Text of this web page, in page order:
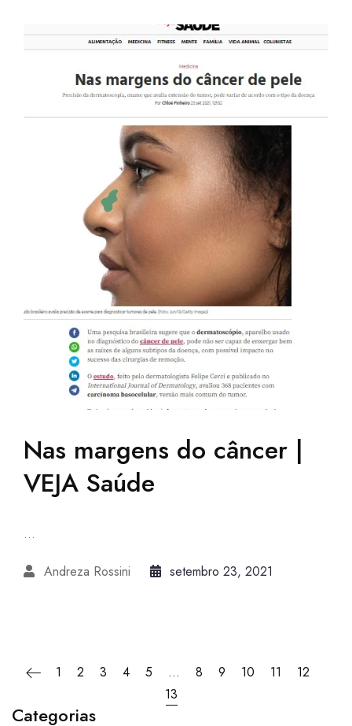
Nas margens do câncer |
VEJA Saúde
...
Andreza Rossini setembro 23, 2021
1 2 3 4 5 … 8 9 10 11
12
13
Categorias